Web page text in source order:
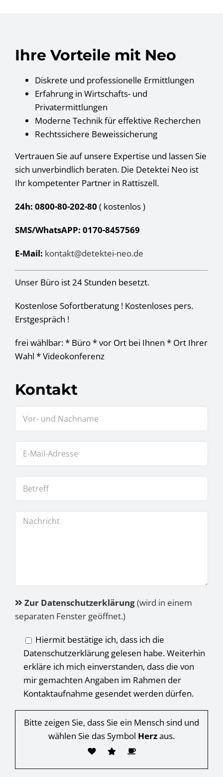
Ihre Vorteile mit Neo
Diskrete und professionelle Ermittlungen
Erfahrung in Wirtschafts- und
Privatermittlungen
Moderne Technik für effektive Recherchen
Rechtssichere Beweissicherung
Vertrauen Sie auf unsere Expertise und lassen Sie
sich unverbindlich beraten. Die Detektei Neo ist
Ihr kompetenter Partner in Rattiszell.
24h: 0800-80-202-80 ( kostenlos)
SMS/WhatsAPP: 0170-8457569
E-Mail: kontakt@detektei-neo.de
Unser Büro ist 24 Stunden besetzt.
Kostenlose Sofortberatung ! Kostenloses pers.
Erstgespräch !
frei wählbar: * Büro * vor Ort bei Ihnen * Ort Ihrer
Wahl * Videokonferenz
Kontakt
Zur Datenschutzerklärung(wird in einem
separaten Fenster geöffnet.)
Hiermit bestätige ich, dass ich die
Datenschutzerklärung gelesen habe. Weiterhin
erkläre ich mich einverstanden, dass die von
mir gemachten Angaben im Rahmen der
Kontaktaufnahme gesendet werden dürfen.
Bitte zeigen Sie, dass Sie ein Mensch sind und
wählen Sie das Symbol Herzaus.